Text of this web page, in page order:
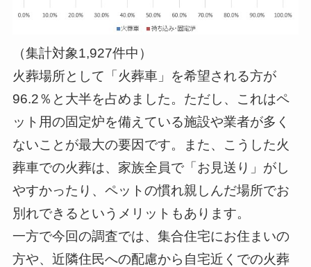
（集計対象1,927件中）
火葬場所として「火葬車」を希望される方が
96.2％と大半を占めました。ただし、これはペ
ット用の固定炉を備えている施設や業者が多く
ないことが最大の要因です。また、こうした火
葬車での火葬は、家族全員で「お見送り」がし
やすかったり、ペットの慣れ親しんだ場所でお
別れできるというメリットもあります。
一方で今回の調査では、集合住宅にお住まいの
方や、近隣住民への配慮から自宅近くでの火葬